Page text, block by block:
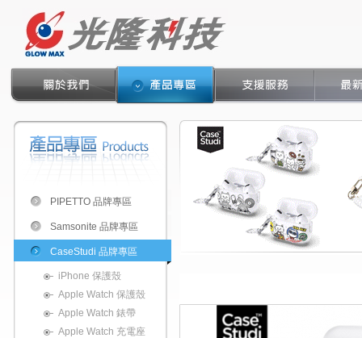
PIPETTO 品牌專區
Samsonite 品牌專區
CaseStudi 品牌專區
iPhone 保護殼
Apple Watch 保護殼
Apple Watch 錶帶
Apple Watch 充電座